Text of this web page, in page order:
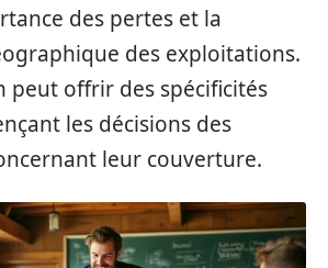
des pertes et la
des exploitations.
peut offrir des spécificités
les décisions des
leur couverture.